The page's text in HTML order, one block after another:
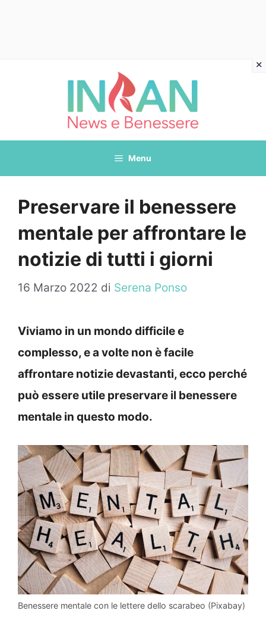
Menu
Preservare il benessere
mentale per affrontare le
notizie di tutti i giorni
16 Marzo 2022 di Serena Ponso
Viviamo in un mondo difficile e
complesso, e a volte non è facile
affrontare notizie devastanti, ecco perché
può essere utile preservare il benessere
mentale in questo modo.
Benessere mentale con le lettere dello scarabeo (Pixabay)